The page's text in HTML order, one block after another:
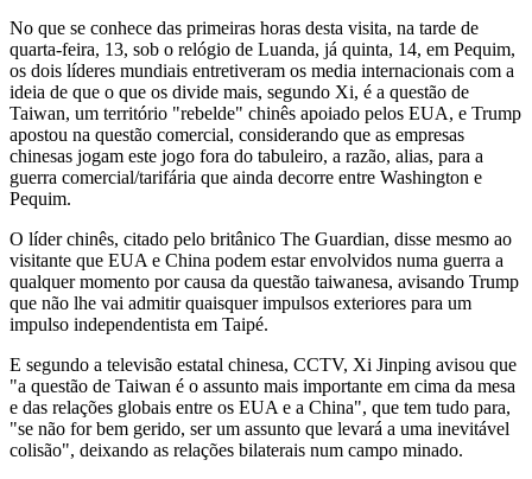
No que se conhece das primeiras horas desta visita, na tarde de
quarta-feira, 13, sob o relógio de Luanda, já quinta, 14, em Pequim,
os dois líderes mundiais entretiveram os media internacionais com a
ideia de que o que os divide mais, segundo Xi, é a questão de
Taiwan, um território "rebelde" chinês apoiado pelos EUA, e Trump
apostou na questão comercial, considerando que as empresas
chinesas jogam este jogo fora do tabuleiro, a razão, alias, para a
guerra comercial/tarifária que ainda decorre entre Washington e
Pequim.
O líder chinês, citado pelo britânico The Guardian, disse mesmo ao
visitante que EUA e China podem estar envolvidos numa guerra a
qualquer momento por causa da questão taiwanesa, avisando Trump
que não lhe vai admitir quaisquer impulsos exteriores para um
impulso independentista em Taipé.
E segundo a televisão estatal chinesa, CCTV, Xi Jinping avisou que
"a questão de Taiwan é o assunto mais importante em cima da mesa
e das relações globais entre os EUA e a China", que tem tudo para,
"se não for bem gerido, ser um assunto que levará a uma inevitável
colisão", deixando as relações bilaterais num campo minado.